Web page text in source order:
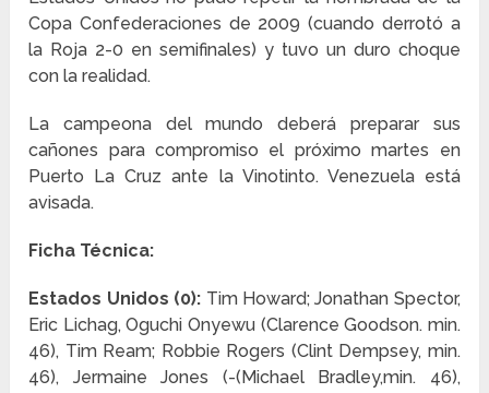
Copa Confederaciones de 2009 (cuando derrotó a
la Roja 2-0 en semifinales) y tuvo un duro choque
con la realidad.
La campeona del mundo deberá preparar sus
cañones para compromiso el próximo martes en
Puerto La Cruz ante la Vinotinto. Venezuela está
avisada.
Ficha Técnica:
Estados Unidos (0): Tim Howard; Jonathan Spector,
Eric Lichag, Oguchi Onyewu (Clarence Goodson. min.
46), Tim Ream; Robbie Rogers (Clint Dempsey, min.
46), Jermaine Jones (-(Michael Bradley,min. 46),